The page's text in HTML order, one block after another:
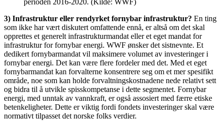
perioden 2016-2020. (Kilde: WWF)
3) Infrastruktur eller rendyrket fornybar infrastruktur? En ting
som ikke har vært diskutert omfattende ennå, er altså om det skal
opprettes et generelt infrastrukturmandat eller et eget mandat for
infrastruktur for fornybar energi. WWF ønsker det sistnevnte. Et
dedikert fornybarmandat vil maksimere volumet av investeringer i
fornybar energi. Det kan være flere fordeler med det. Med et eget
fornybarmandat kan forvalterne konsentrere seg om et mer spesifikt
område, noe som kan holde forvaltningskostnadene nede relativt sett
og bidra til å utvikle spisskompetanse i dette segmentet. Fornybar
energi, med unntak av vannkraft, er også assosiert med færre etiske
betenkeligheter. Dette er viktig fordi fondets investeringer skal være
normativt tilpasset det norske folks verdier.